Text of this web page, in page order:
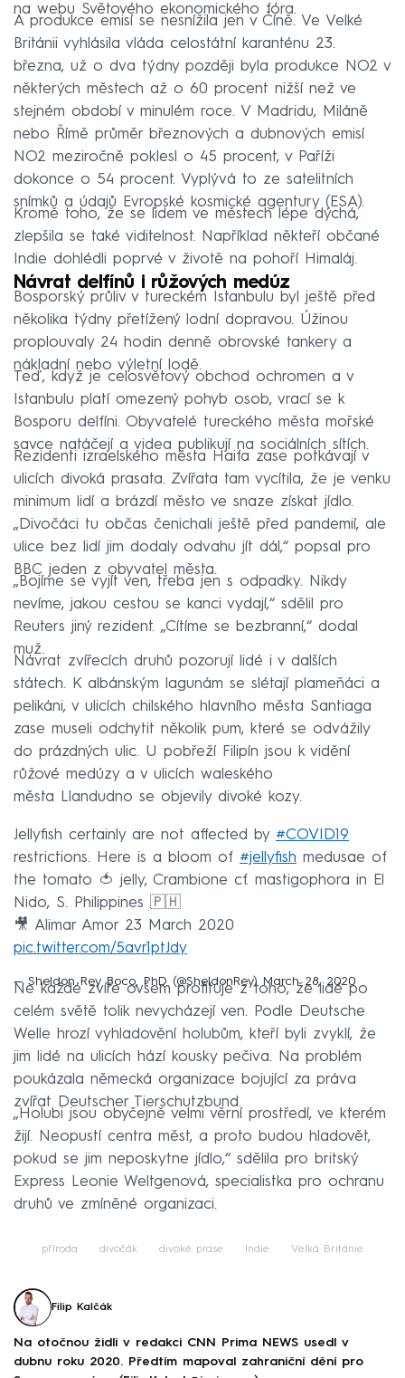
na webu Světového ekonomického fóra.
A produkce emisí se nesnížila jen v Číně. Ve Velké
Británii vyhlásila vláda celostátní karanténu 23.
března, už o dva týdny později byla produkce NO2 v
některých městech až o 60 procent nižší než ve
stejném období v minulém roce. V Madridu, Miláně
nebo Římě průměr březnových a dubnových emisí
NO2 meziročně poklesl o 45 procent, v Paříži
dokonce o 54 procent. Vyplývá to ze satelitních
snímků a údajů Evropské kosmické agentury (ESA).
Kromě toho, že se lidem ve městech lépe dýchá,
zlepšila se také viditelnost. Například někteří občané
Indie dohlédli poprvé v životě na pohoří Himaláj.
Návrat delfínů i růžových medúz
Bosporský průliv v tureckém Istanbulu byl ještě před
několika týdny přetížený lodní dopravou. Úžinou
proplouvaly 24 hodin denně obrovské tankery a
nákladní nebo výletní lodě.
Teď, když je celosvětový obchod ochromen a v
Istanbulu platí omezený pohyb osob, vrací se k
Bosporu delfíni. Obyvatelé tureckého města mořské
savce natáčejí a videa publikují na sociálních sítích.
Rezidenti izraelského města Haifa zase potkávají v
ulicích divoká prasata. Zvířata tam vycítila, že je venku
minimum lidí a brázdí město ve snaze získat jídlo.
„Divočáci tu občas čenichali ještě před pandemií, ale
ulice bez lidí jim dodaly odvahu jít dál,“ popsal pro
BBC jeden z obyvatel města.
„Bojíme se vyjít ven, třeba jen s odpadky. Nikdy
nevíme, jakou cestou se kanci vydají,“ sdělil pro
Reuters jiný rezident. „Cítíme se bezbranní,“ dodal
muž.
Návrat zvířecích druhů pozorují lidé i v dalších
státech. K albánským lagunám se slétají plameňáci a
pelikáni, v ulicích chilského hlavního města Santiaga
zase museli odchytit několik pum, které se odvážily
do prázdných ulic. U pobřeží Filipín jsou k vidění
růžové medúzy a v ulicích waleského
města Llandudno se objevily divoké kozy.
Jellyfish certainly are not affected by #COVID19
restrictions. Here is a bloom of #jellyfish medusae of
the tomato 🍅 jelly, Crambione cf. mastigophora in El
Nido, S. Philippines 🇵🇭
🎥 Alimar Amor 23 March 2020
pic.twitter.com/5avr1ptJdy
— Sheldon Rey Boco, PhD (@SheldonRey) March 28, 2020
Ne každé zvíře ovšem profituje z toho, že lidé po
celém světě tolik nevycházejí ven. Podle Deutsche
Welle hrozí vyhladovění holubům, kteří byli zvyklí, že
jim lidé na ulicích hází kousky pečiva. Na problém
poukázala německá organizace bojující za práva
zvířat Deutscher Tierschutzbund.
„Holubi jsou obyčejně velmi věrní prostředí, ve kterém
žijí. Neopustí centra měst, a proto budou hladovět,
pokud se jim neposkytne jídlo,“ sdělila pro britský
Express Leonie Weltgenová, specialistka pro ochranu
druhů ve zmíněné organizaci.
příroda divočák divoké prase Indie Velká Británie
Filip Kalčák
Na otočnou židli v redakci CNN Prima NEWS usedl v
dubnu roku 2020. Předtím mapoval zahraniční dění pro